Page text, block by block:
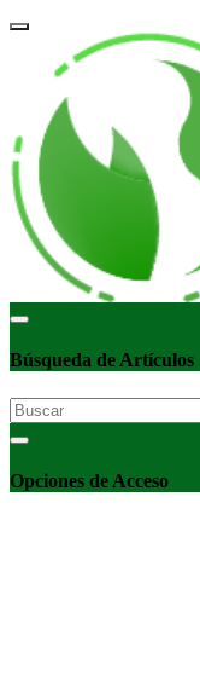
Búsqueda de Artículos
Opciones de Acceso